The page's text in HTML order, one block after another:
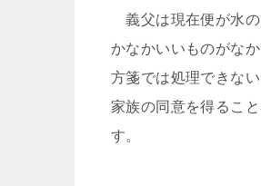
義父は現在便が水の
かなかいいものがな
方箋では処理できな
家族の同意を得るこ
す。